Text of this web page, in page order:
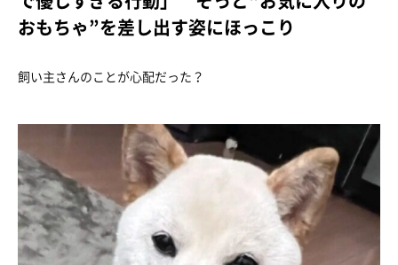
おもちゃ”を差し出す姿にほっこり
飼い主さんのことが心配だった？